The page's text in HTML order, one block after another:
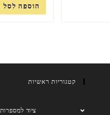
הוספה לסל
קטגוריות ראשיות
ציוד למספרות